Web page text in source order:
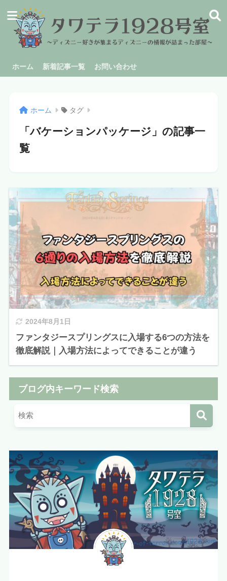
ホーム 新着記事一覧 お問い合わせ
ホーム タグ
「バケーションパッケージ」の記事一
覧
2024年8月1日
ファンタジースプリングスに入場する6つの方法を
徹底解説｜入場方法によってできることが違う
ブログ内キーワード検索